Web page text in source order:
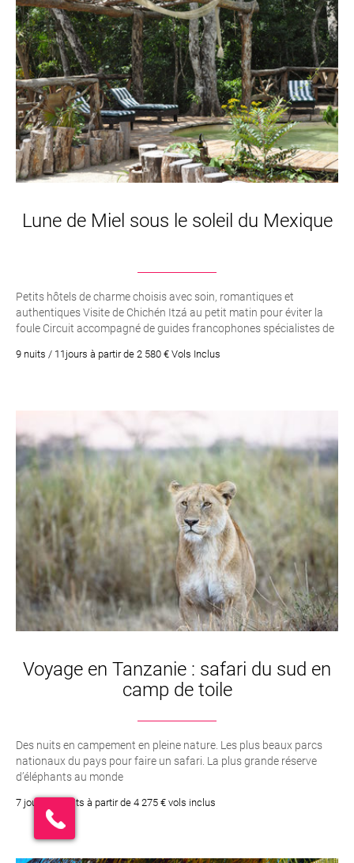
Lune de Miel sous le soleil du Mexique
Petits hôtels de charme choisis avec soin, romantiques et
authentiques Visite de Chichén Itzá au petit matin pour éviter la
foule Circuit accompagné de guides francophones spécialistes de
un cenote secret loin du tourisme de masse Isla mujeres et sa mer
9 nuits / 11jours à partir de 2 580 € Vols Inclus
Voyage en Tanzanie : safari du sud en
camp de toile
Des nuits en campement en pleine nature. Les plus beaux parcs
nationaux du pays pour faire un safari. La plus grande réserve
d’éléphants au monde
7 jours / 6 nuits à partir de 4 275 € vols inclus